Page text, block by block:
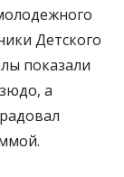
Детского
показали
а